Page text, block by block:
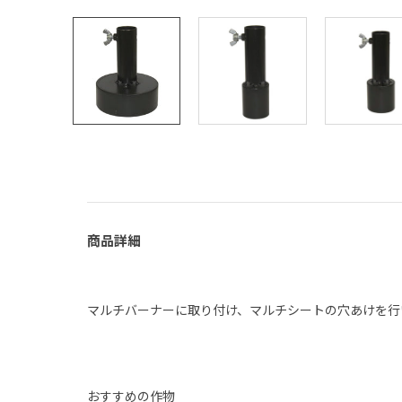
商品詳細
マルチバーナーに取り付け、マルチシートの穴あけを
おすすめの作物